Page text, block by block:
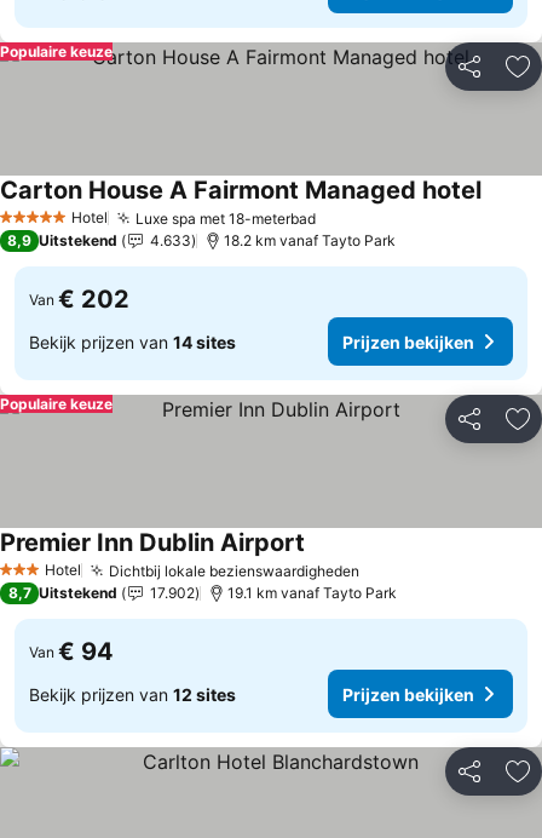
Delen
Populaire keuze
5 Sterren Hotel Luxe spa met 18-meterbad
Carton House A Fairmont Managed hotel
8,9 Uitstekend 4.633 18.2 km vanaf Tayto Park
Van € 202
Bekijk prijzen van 14 sites Prijzen bekijken
Delen
Populaire keuze
3 SterrenHotel Dichtbij lokale bezienswaardigheden
Premier Inn Dublin Airport
8,7 Uitstekend 17.902 19.1 km vanaf Tayto Park
Van € 94
Bekijk prijzen van 12 sites Prijzen bekijken
Delen